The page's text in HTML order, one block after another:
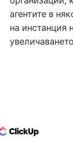
агентите в
на инстанция
Logo